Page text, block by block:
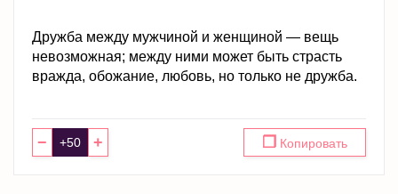
Дружба между мужчиной и женщиной — вещь
невозможная; между ними может быть страсть
вражда, обожание, любовь, но только не дружба.
− + ❐ Копировать